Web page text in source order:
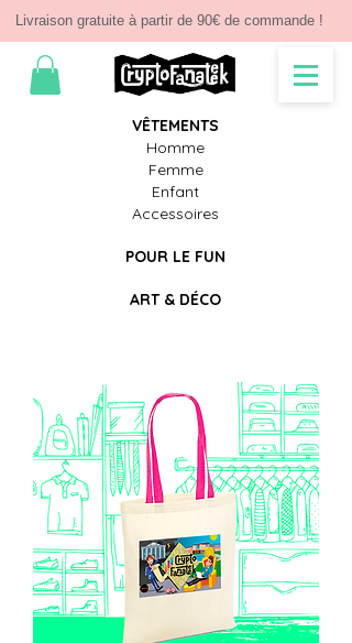
Livraison gratuite à partir de 90€ de commande !
VÊTEMENTS
Homme
Femme
Enfant
Accessoires
POUR LE FUN
ART & DÉCO